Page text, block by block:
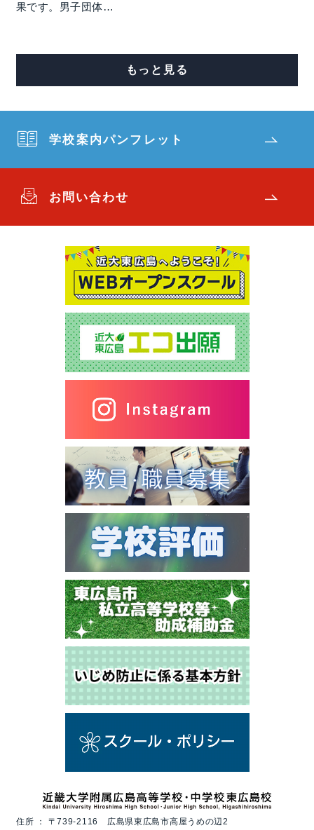
果です。男子団体…
もっと見る
学校案内パンフレット
お問い合わせ
住所 ： 〒739-2116 広島県東広島市高屋うめの辺2